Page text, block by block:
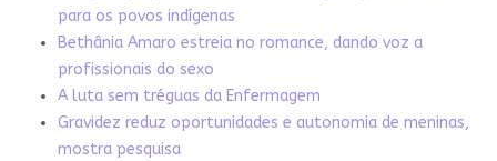
para os povos indígenas
Bethânia Amaro estreia no romance, dando voz a
profissionais do sexo
A luta sem tréguas da Enfermagem
Gravidez reduz oportunidades e autonomia de meninas,
mostra pesquisa